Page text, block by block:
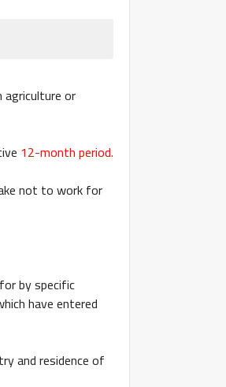
agriculture or
12-month period.
not to work for
by specific
have entered
and residence of